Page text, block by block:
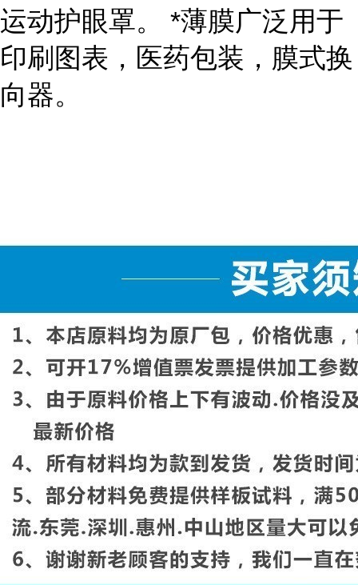
运动护眼罩。 *薄膜广泛用于
印刷图表，医药包装，膜式换
向器。